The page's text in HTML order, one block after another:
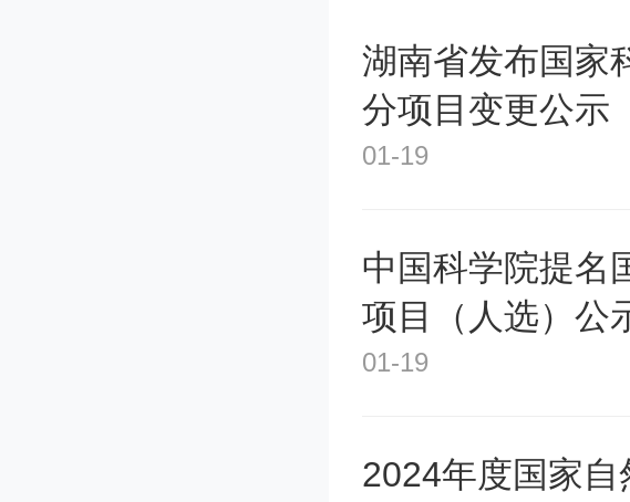
湖南省发布国家
分项目变更公示
01-19
中国科学院提名
项目（人选）公
01-19
2024年度国家自